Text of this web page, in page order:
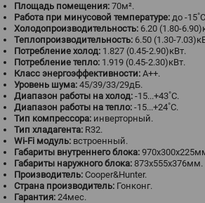
Площадь помещения: 70м².
Работа при минусовой температуре: до -
Холодопроизводительность: 6.20 (1.80-
Теплопроизводительность: 6.50 (1.30-
Потребление холод: 1.827 (0.45-2.90)кВт.
Потребление тепло: 1.919 (0.45-2.30)кВт.
Класс энергоэффективности: A++.
Уровень шума: 45/39/33/29дБ.
Диапазон работы на холод: -15...+43˚С.
Диапазон работы на тепло: -15...+24˚С.
Тип компрессора: инверторный.
Тип хладагента: R32.
Wi-Fi модуль: встроенный.
Габариты внутреннего блока:
Габариты наружного блока: 873x555x376мм.
Производитель: Cooper&Hunter.
Страна производитель: Гонконг.
Гарантия: 24мес.